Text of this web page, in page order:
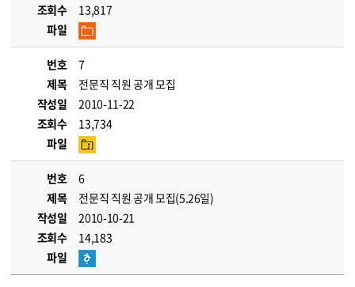
조회수
13,817
파일
번호
7
제목
전문직 직원 공개 모집
작성일
2010-11-22
조회수
13,734
파일
번호
6
제목
전문직 직원 공개 모집(5.26일)
작성일
2010-10-21
조회수
14,183
파일